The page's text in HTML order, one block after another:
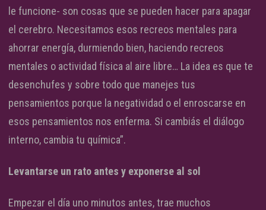
le funcione- son cosas que se pueden hacer para apagar
el cerebro. Necesitamos esos recreos mentales para
ahorrar energía, durmiendo bien, haciendo recreos
mentales o actividad física al aire libre… La idea es que te
desenchufes y sobre todo que manejes tus
pensamientos porque la negatividad o el enroscarse en
esos pensamientos nos enferma. Si cambiás el diálogo
interno, cambia tu química”.
Levantarse un rato antes y exponerse al sol
Empezar el día uno minutos antes, trae muchos